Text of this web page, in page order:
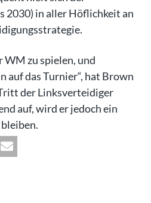
2030) in aller Höflichkeit an
WM zu spielen, und
auf das Turnier“, hat Brown
der Linksverteidiger
auf, wird er jedoch ein